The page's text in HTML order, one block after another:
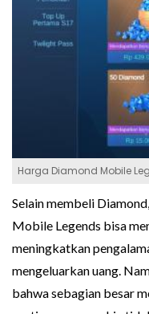
Harga Diamond Mobile
Selain membeli
Mobile Legends bisa
meningkatkan
mengeluarkan uang.
bahwa sebagian besar